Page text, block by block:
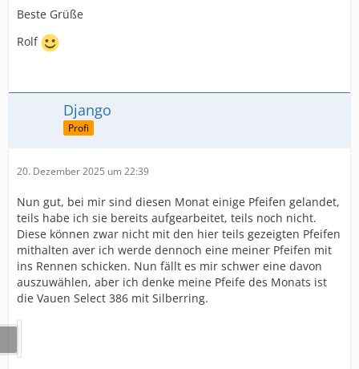
Beste Grüße
Rolf
Django
Profi
20. Dezember 2025 um 22:39
Nun gut, bei mir sind diesen Monat einige Pfeifen gelandet,
teils habe ich sie bereits aufgearbeitet, teils noch nicht.
Diese können zwar nicht mit den hier teils gezeigten Pfeifen
mithalten aver ich werde dennoch eine meiner Pfeifen mit
ins Rennen schicken. Nun fällt es mir schwer eine davon
auszuwählen, aber ich denke meine Pfeife des Monats ist
die Vauen Select 386 mit Silberring.